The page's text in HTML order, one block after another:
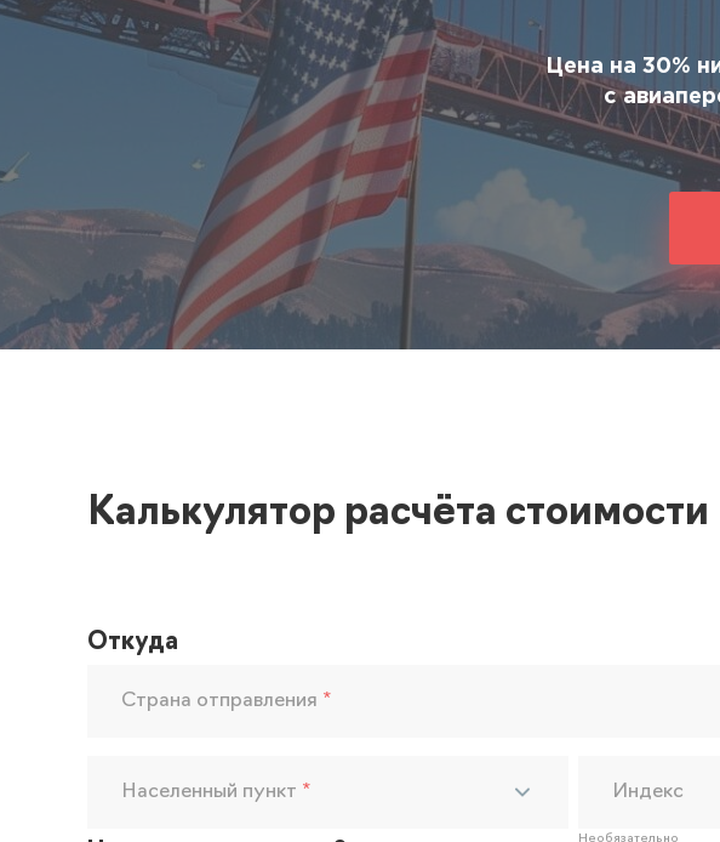
Полезная информация
О компании Страхование
Помощь
Цена на 30%
с
Калькулятор расчёта стоимости
Откуда
Страна отправления *
Населенный пункт * Индекс
Необязательно